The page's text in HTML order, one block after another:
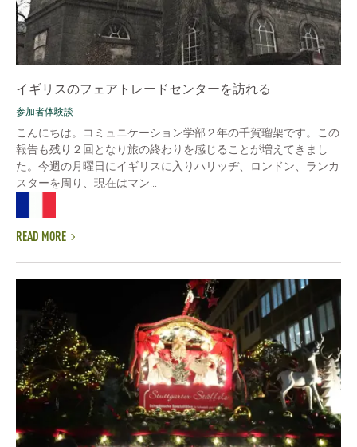
イギリスのフェアトレードセンターを訪れる
参加者体験談
こんにちは。コミュニケーション学部２年の千賀瑠架です。この
報告も残り２回となり旅の終わりを感じることが増えてきまし
た。今週の月曜日にイギリスに入りハリッヂ、ロンドン、ランカ
スターを周り、現在はマン...
READ MORE